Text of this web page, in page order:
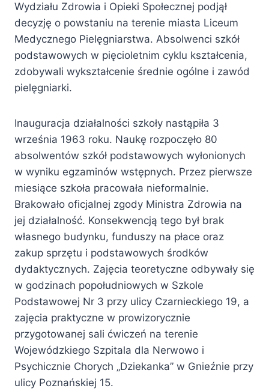
Wydziału Zdrowia i Opieki Społecznej podjął
decyzję o powstaniu na terenie miasta Liceum
Medycznego Pielęgniarstwa. Absolwenci szkół
podstawowych w pięcioletnim cyklu kształcenia,
zdobywali wykształcenie średnie ogólne i zawód
pielęgniarki.
Inauguracja działalności szkoły nastąpiła 3
września 1963 roku. Naukę rozpoczęło 80
absolwentów szkół podstawowych wyłonionych
w wyniku egzaminów wstępnych. Przez pierwsze
miesiące szkoła pracowała nieformalnie.
Brakowało oficjalnej zgody Ministra Zdrowia na
jej działalność. Konsekwencją tego był brak
własnego budynku, funduszy na płace oraz
zakup sprzętu i podstawowych środków
dydaktycznych. Zajęcia teoretyczne odbywały się
w godzinach popołudniowych w Szkole
Podstawowej Nr 3 przy ulicy Czarnieckiego 19, a
zajęcia praktyczne w prowizorycznie
przygotowanej sali ćwiczeń na terenie
Wojewódzkiego Szpitala dla Nerwowo i
Psychicznie Chorych „Dziekanka” w Gnieźnie przy
ulicy Poznańskiej 15.